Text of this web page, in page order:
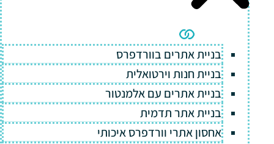
בניית אתרים בוורדפרס
בניית חנות וירטואלית
בניית אתרים עם אלמנטור
בניית אתר תדמית
אחסון אתרי וורדפרס איכותי